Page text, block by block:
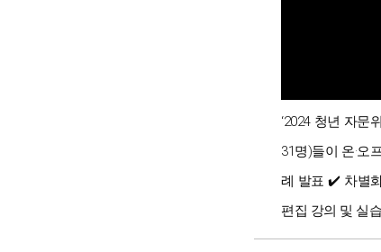
‘2024 청년 자문
31명)들이 온·
례 발표 ✔️ 차별
편집 강의 및 실